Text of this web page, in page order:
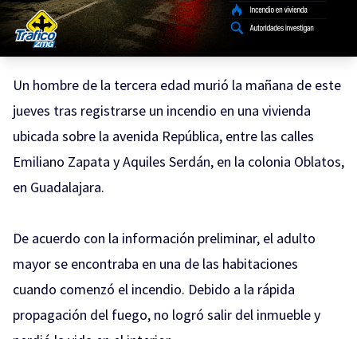
Un hombre de la tercera edad murió la mañana de este
jueves tras registrarse un incendio en una vivienda
ubicada sobre la avenida República, entre las calles
Emiliano Zapata y Aquiles Serdán, en la colonia Oblatos,
en Guadalajara.
De acuerdo con la información preliminar, el adulto
mayor se encontraba en una de las habitaciones
cuando comenzó el incendio. Debido a la rápida
propagación del fuego, no logró salir del inmueble y